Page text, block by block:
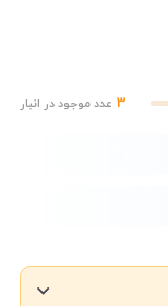
3 عدد موجود در انبار